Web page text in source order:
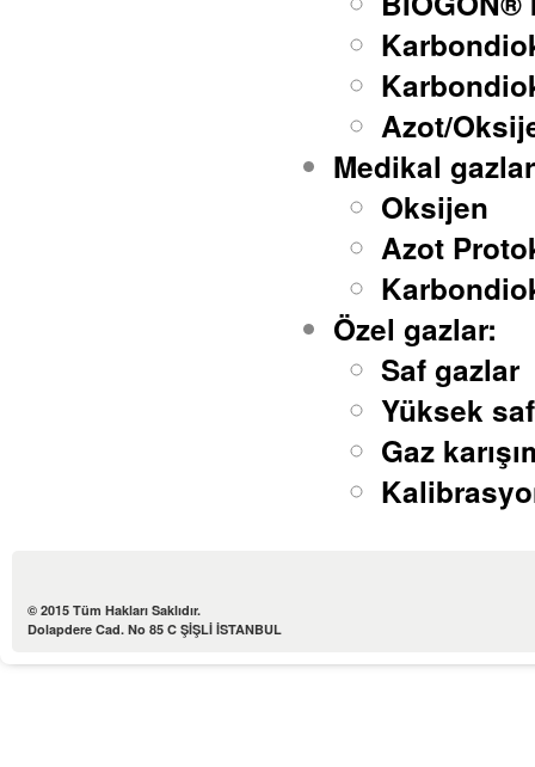
Azot/
Medikal
Oksijen
Azot
Özel gazlar:
Saf gazlar
Yüksek
Gaz
© 2015 Tüm Hakları Saklıdır.
Dolapdere Cad. No 85 C ŞİŞLİ İSTANBUL